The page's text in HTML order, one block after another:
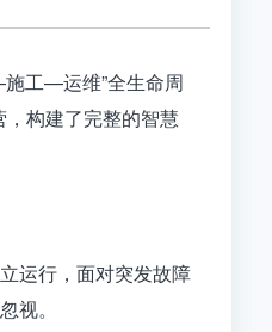
施工—运维”全生命周
构建了完整的智慧
运行，面对突发故障
视。